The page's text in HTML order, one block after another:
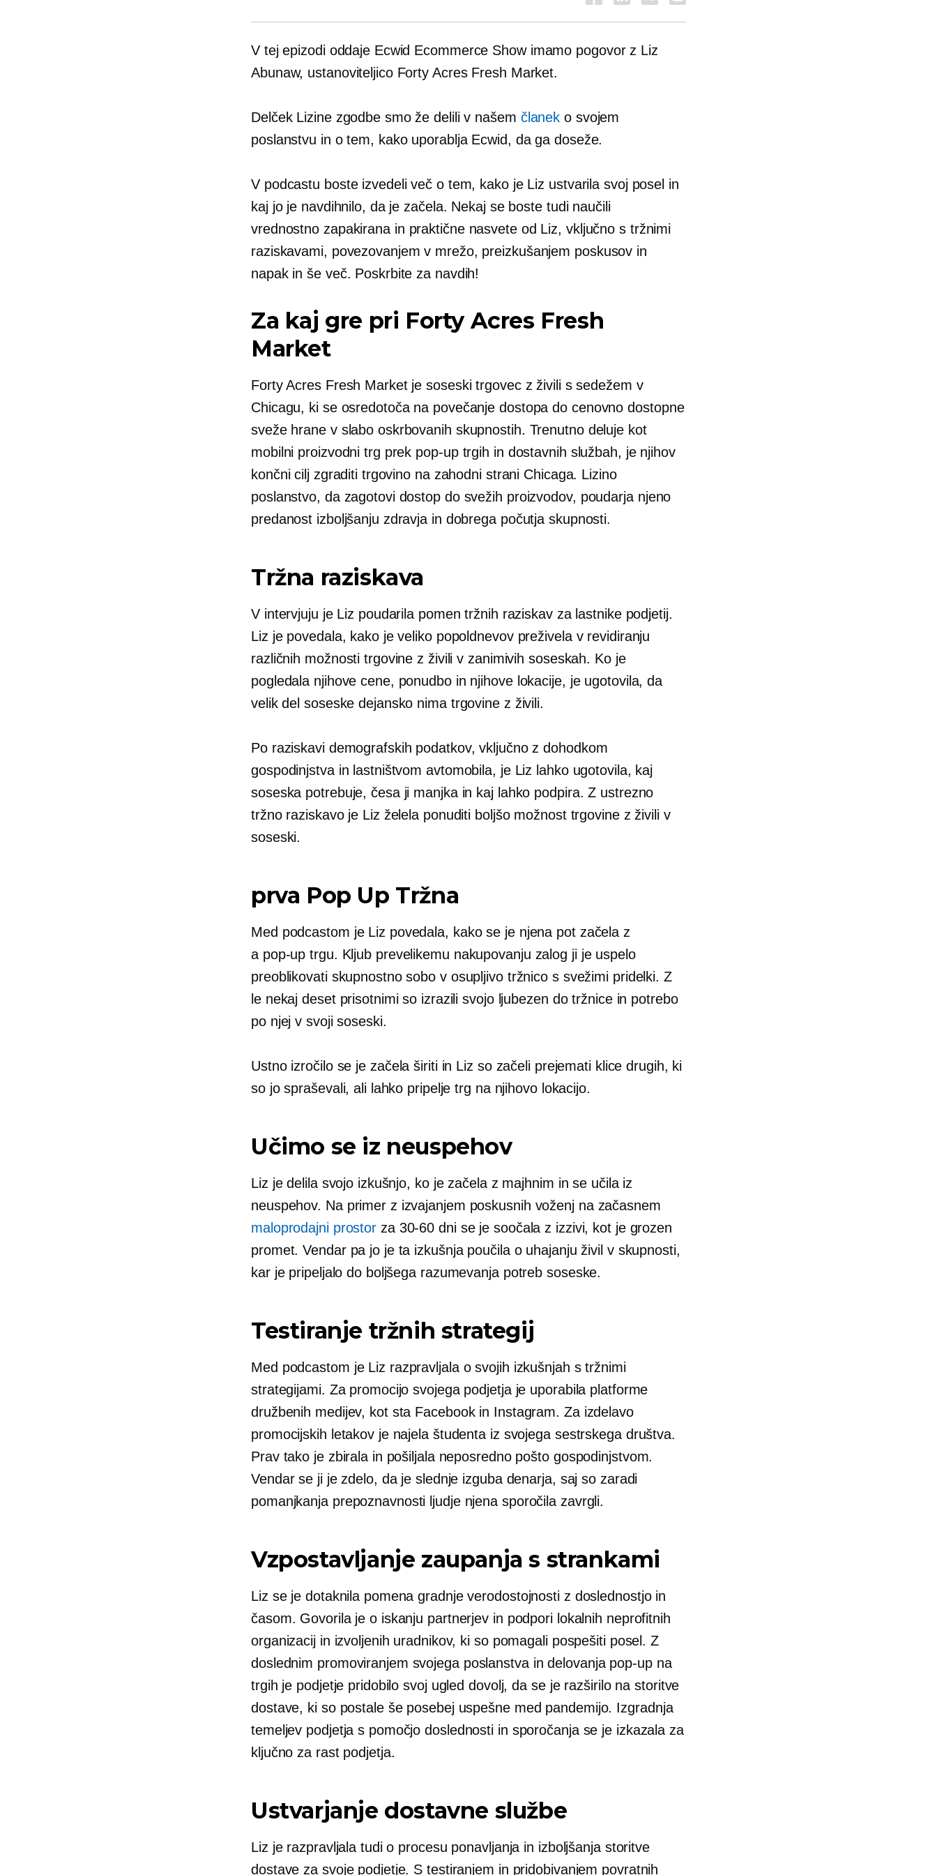
V tej epizodi oddaje Ecwid Ecommerce Show imamo pogovor z Liz
Abunaw, ustanoviteljico Forty Acres Fresh Market.
Delček Lizine zgodbe smo že delili v našem članek o svojem
poslanstvu in o tem, kako uporablja Ecwid, da ga doseže.
V podcastu boste izvedeli več o tem, kako je Liz ustvarila svoj posel in
kaj jo je navdihnilo, da je začela. Nekaj ​​se boste tudi naučili
vrednostno zapakiranain praktične nasvete od Liz, vključno s tržnimi
raziskavami, povezovanjem v mrežo, preizkušanjem poskusov in
napak in še več. Poskrbite za navdih!
Za kaj gre pri Forty Acres Fresh
Market
Forty Acres Fresh Market je soseski trgovec z živili s sedežem v
Chicagu, ki se osredotoča na povečanje dostopa do cenovno dostopne
sveže hrane v slabo oskrbovanih skupnostih. Trenutno deluje kot
mobilni proizvodni trg prek pop-uptrgih in dostavnih službah, je njihov
končni cilj zgraditi trgovino na zahodni strani Chicaga. Lizino
poslanstvo, da zagotovi dostop do svežih proizvodov, poudarja njeno
predanost izboljšanju zdravja in dobrega počutja skupnosti.
Tržna raziskava
V intervjuju je Liz poudarila pomen tržnih raziskav za lastnike podjetij.
Liz je povedala, kako je veliko popoldnevov preživela v revidiranju
različnih možnosti trgovine z živili v zanimivih soseskah. Ko je
pogledala njihove cene, ponudbo in njihove lokacije, je ugotovila, da
velik del soseske dejansko nima trgovine z živili.
Po raziskavi demografskih podatkov, vključno z dohodkom
gospodinjstva in lastništvom avtomobila, je Liz lahko ugotovila, kaj
soseska potrebuje, česa ji manjka in kaj lahko podpira. Z ustrezno
tržno raziskavo je Liz želela ponuditi boljšo možnost trgovine z živili v
soseski.
prva Pop Up Tržna
Med podcastom je Liz povedala, kako se je njena pot začela z
a pop-up trgu. Kljub prevelikemu nakupovanju zalog ji je uspelo
preoblikovati skupnostno sobo v osupljivo tržnico s svežimi pridelki. Z
le nekaj deset prisotnimi so izrazili svojo ljubezen do tržnice in potrebo
po njej v svoji soseski.
Ustno izročilose je začela širiti in Liz so začeli prejemati klice drugih, ki
so jo spraševali, ali lahko pripelje trg na njihovo lokacijo.
Učimo se iz neuspehov
Liz je delila svojo izkušnjo, ko je začela z majhnim in se učila iz
neuspehov. Na primer z izvajanjem poskusnih voženj na začasnem
maloprodajni prostor za 30-60 dni se je soočala z izzivi, kot je grozen
promet. Vendar pa jo je ta izkušnja poučila o uhajanju živil v skupnosti,
kar je pripeljalo do boljšega razumevanja potreb soseske.
Testiranje tržnih strategij
Med podcastom je Liz razpravljala o svojih izkušnjah s tržnimi
strategijami. Za promocijo svojega podjetja je uporabila platforme
družbenih medijev, kot sta Facebook in Instagram. Za izdelavo
promocijskih letakov je najela študenta iz svojega sestrskega društva.
Prav tako je zbirala in pošiljala neposredno pošto gospodinjstvom.
Vendar se ji je zdelo, da je slednje izguba denarja, saj so zaradi
pomanjkanja prepoznavnosti ljudje njena sporočila zavrgli.
Vzpostavljanje zaupanja s strankami
Liz se je dotaknila pomena gradnje verodostojnosti z doslednostjo in
časom. Govorila je o iskanju partnerjev in podpori lokalnih neprofitnih
organizacij in izvoljenih uradnikov, ki so pomagali pospešiti posel. Z
doslednim promoviranjem svojega poslanstva in delovanja pop-upna
trgih je podjetje pridobilo svoj ugled dovolj, da se je razširilo na storitve
dostave, ki so postale še posebej uspešne med pandemijo. Izgradnja
temeljev podjetja s pomočjo doslednosti in sporočanja se je izkazala za
ključno za rast podjetja.
Ustvarjanje dostavne službe
Liz je razpravljala tudi o procesu ponavljanja in izboljšanja storitve
dostave za svoje podjetje. S testiranjem in pridobivanjem povratnih